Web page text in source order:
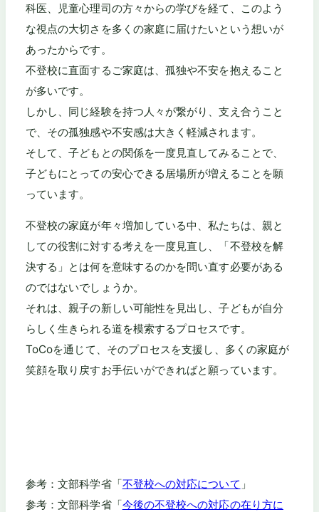
科医、児童心理司の方々からの学びを経て、このよう
な視点の大切さを多くの家庭に届けたいという想いが
あったからです。
不登校に直面するご家庭は、孤独や不安を抱えること
が多いです。
しかし、同じ経験を持つ人々が繋がり、支え合うこと
で、その孤独感や不安感は大きく軽減されます。
そして、子どもとの関係を一度見直してみることで、
子どもにとっての安心できる居場所が増えることを願
っています。
不登校の家庭が年々増加している中、私たちは、親と
しての役割に対する考えを一度見直し、「不登校を解
決する」とは何を意味するのかを問い直す必要がある
のではないでしょうか。
それは、親子の新しい可能性を見出し、子どもが自分
らしく生きられる道を模索するプロセスです。
ToCoを通じて、そのプロセスを支援し、多くの家庭が
笑顔を取り戻すお手伝いができればと願っています。
参考：文部科学省「不登校への対応について 」
参考：文部科学省「今後の不登校への対応の在り方に